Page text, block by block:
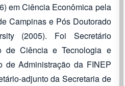
em Ciência Econômica pela
Campinas e Pós Doutorado
(2005). Foi Secretário
de Ciência e Tecnologia e
de Administração da FINEP
adjunto da Secretaria de